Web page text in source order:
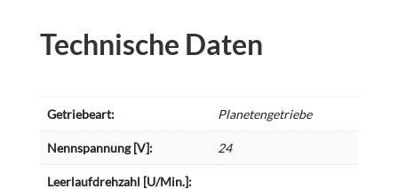
Technische Daten
Getriebeart: Planetengetriebe
Nennspannung [V]: 24
Leerlaufdrehzahl [U/Min.]: